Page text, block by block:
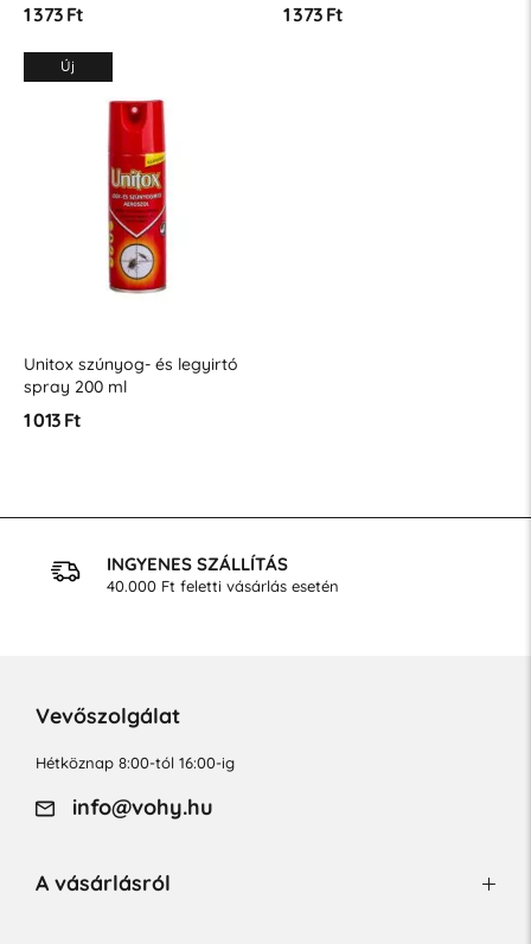
1 373 Ft 1 373 Ft
Új
Unitox szúnyog- és legyirtó
spray 200 ml
1 013 Ft
INGYENES SZÁLLÍTÁS
40.000 Ft feletti vásárlás esetén
Vevőszolgálat
Hétköznap 8:00-tól 16:00-ig
info@vohy.hu
A vásárlásról